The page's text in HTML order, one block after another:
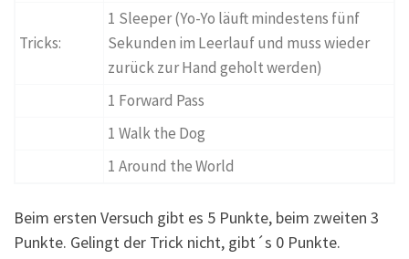
Tricks:
1 Sleeper (Yo-Yo läuft mindestens fünf
Sekunden im Leerlauf und muss wieder
zurück zur Hand geholt werden)
1 Forward Pass
1 Walk the Dog
1 Around the World
Beim ersten Versuch gibt es 5 Punkte, beim zweiten 3
Punkte. Gelingt der Trick nicht, gibt´s 0 Punkte.